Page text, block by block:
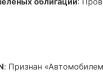
: Признан